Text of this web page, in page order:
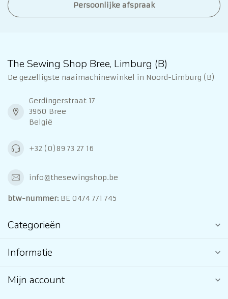
Persoonlijke afspraak
The Sewing Shop Bree, Limburg (B)
De gezelligste naaimachinewinkel in Noord-Limburg (B)
Gerdingerstraat 17
3960 Bree
België
+32 (0)89 73 27 16
info@thesewingshop.be
btw-nummer: BE 0474 771 745
Categorieën
Informatie
Mijn account